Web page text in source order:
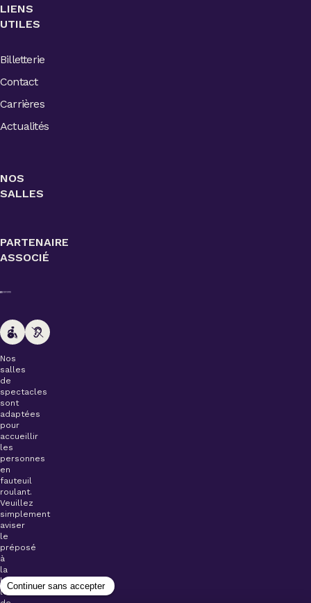
LIENS
UTILES
Billetterie
Contact
Carrières
Actualités
NOS
SALLES
PARTENAIRE
ASSOCIÉ
Nos
salles
de
spectacles
sont
adaptées
pour
accueillir
les
personnes
en
fauteuil
roulant.
Veuillez
simplement
aviser
le
préposé
à
la
billetterie
lors